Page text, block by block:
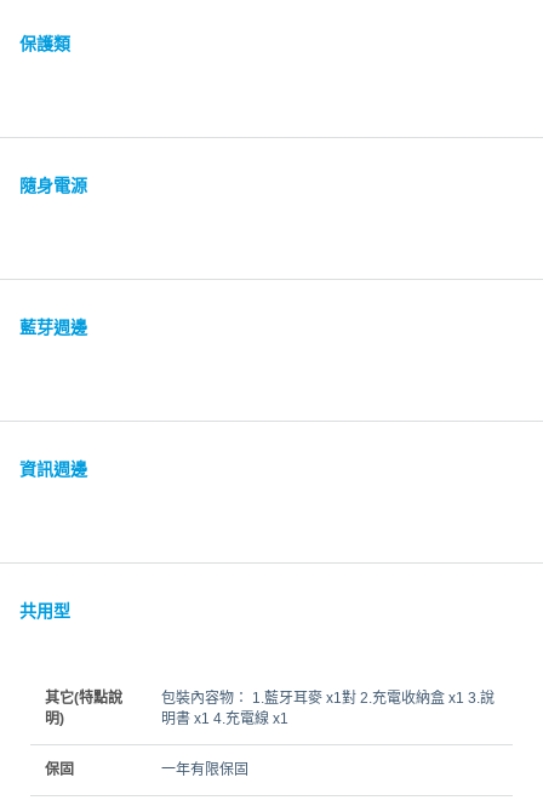
保護類
隨身電源
藍芽週邊
資訊週邊
共用型
其它(特點說
明)
包裝內容物： 1.藍牙耳麥 x1對 2.充電收納盒 x1 3.說
明書 x1 4.充電線 x1
保固 一年有限保固